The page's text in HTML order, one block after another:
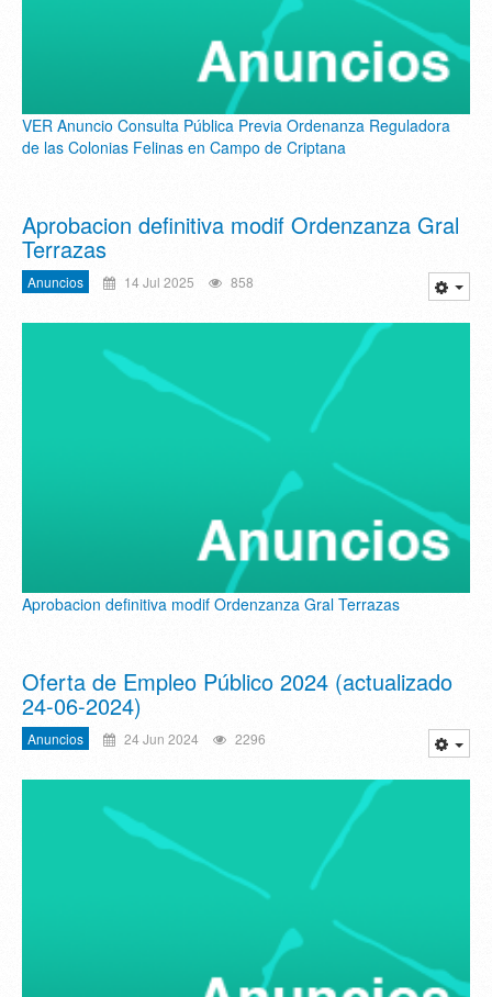
VER Anuncio Consulta Pública Previa Ordenanza Reguladora
de las Colonias Felinas en Campo de Criptana
Aprobacion definitiva modif Ordenzanza Gral
Terrazas
Anuncios 14 Jul 2025 858
Aprobacion definitiva modif Ordenzanza Gral Terrazas
Oferta de Empleo Público 2024 (actualizado
24-06-2024)
Anuncios 24 Jun 2024 2296